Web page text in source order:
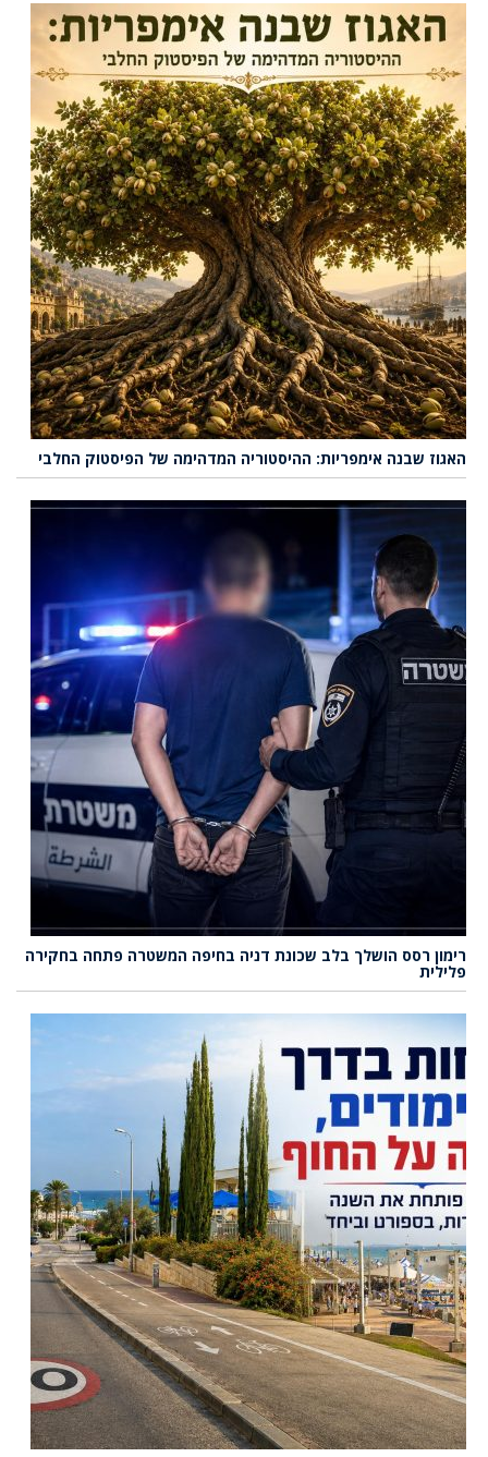
האגוז שבנה אימפריות: ההיסטוריה המדהימה של הפיסטוק החלבי
רימון רסס הושלך בלב שכונת דניה בחיפה המשטרה פתחה בחקירה
פלילית